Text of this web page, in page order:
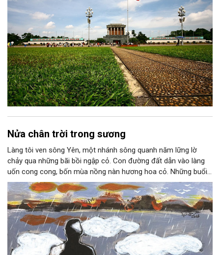
Nửa chân trời trong sương
Làng tôi ven sông Yên, một nhánh sông quanh năm lững lờ
chảy qua những bãi bồi ngập cỏ. Con đường đất dẫn vào làng
uốn cong cong, bốn mùa nồng nàn hương hoa cỏ. Những buổi
hoàng hôn, khi nắng đã dịu xuống phía cuối sông, đám hoa tím
lại thẫm màu như có ai vừa rắc lên một lớp khói.